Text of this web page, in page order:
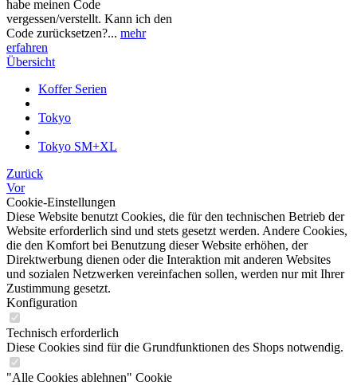
habe meinen Code
vergessen/verstellt. Kann ich den
Code zurücksetzen?... mehr
erfahren
Übersicht
Koffer Serien
Tokyo
Tokyo SM+XL
Zurück
Vor
Cookie-Einstellungen
Diese Website benutzt Cookies, die für den technischen Betrieb der
Website erforderlich sind und stets gesetzt werden. Andere Cookies,
die den Komfort bei Benutzung dieser Website erhöhen, der
Direktwerbung dienen oder die Interaktion mit anderen Websites
und sozialen Netzwerken vereinfachen sollen, werden nur mit Ihrer
Zustimmung gesetzt.
Konfiguration
Technisch erforderlich
Diese Cookies sind für die Grundfunktionen des Shops notwendig.
"Alle Cookies ablehnen" Cookie